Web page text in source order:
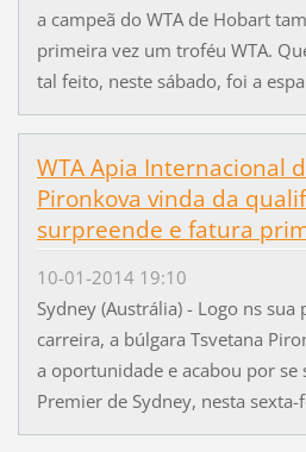
a campeã do WTA de Hobart
primeira vez um troféu WTA.
tal feito, neste sábado, foi a
WTA Apia Internacional
Pironkova vinda da
surpreende e fatura
10-01-2014 19:10
Sydney (Austrália) - Logo ns
carreira, a búlgara Tsvetana
a oportunidade e acabou por se
Premier de Sydney, nesta sexta-